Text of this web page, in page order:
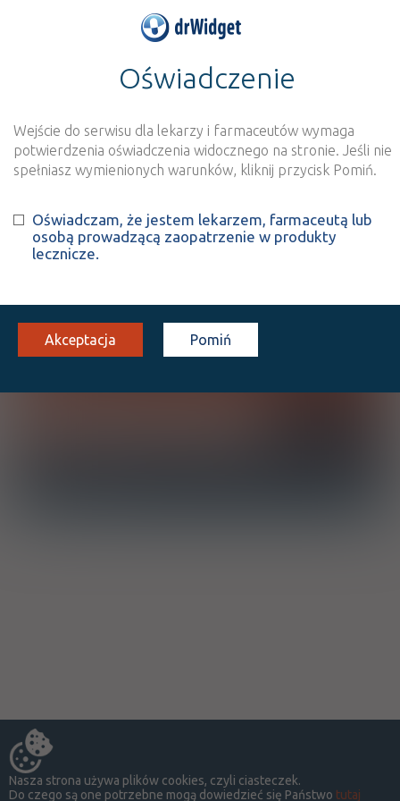
Wynik szukania dla frazy ''
Wyszukaj produkt
Szukaj
Znaleziono wyników: 0
Strona1 z 0
Wyślij do nas nazwę produktu, którego nie
znalazłeś, a dodamy go do naszej bazy
NAZWA PRODUKTU
Nasza strona używa plików cookies, czyli ciasteczek.
Do czego są one potrzebne mogą dowiedzieć się Państwo tutaj
Oświadczenie
Wejście do serwisu dla lekarzy i farmaceutów wymaga
potwierdzenia oświadczenia widocznego na stronie. Jeśli nie
spełniasz wymienionych warunków, kliknij przycisk Pomiń.
Oświadczam, że jestem lekarzem, farmaceutą lub
osobą prowadzącą zaopatrzenie w produkty
lecznicze.
Akceptacja Pomiń